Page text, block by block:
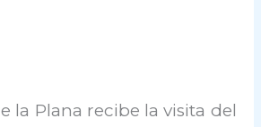
la Plana recibe la visita del